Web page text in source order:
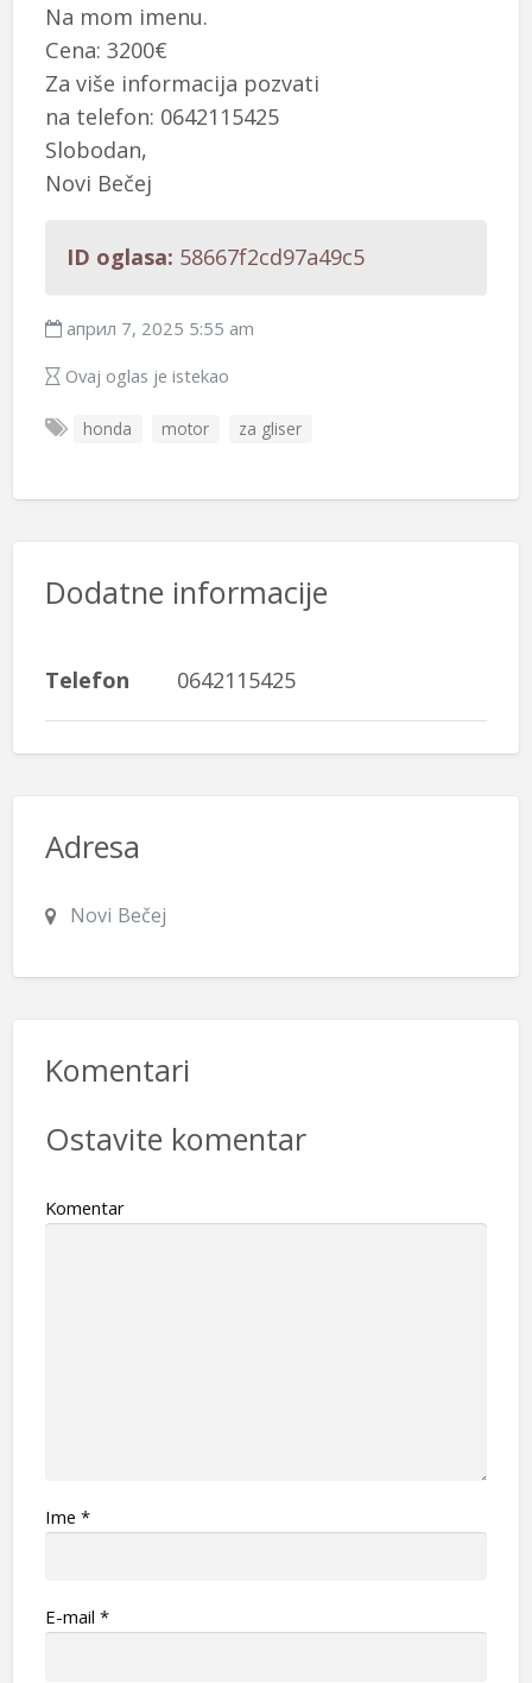
Na mom imenu.
Cena: 3200€
Za više informacija pozvati
na telefon: 0642115425
Slobodan,
Novi Bečej
ID oglasa: 58667f2cd97a49c5
април 7, 2025 5:55 am
Ovaj oglas je istekao
honda motor za gliser
Dodatne informacije
Telefon 0642115425
Adresa
Novi Bečej
Komentari
Ostavite komentar
Komentar
Ime *
Е-mail *